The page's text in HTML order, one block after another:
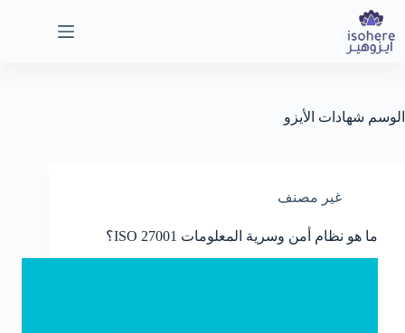
التجاوز
المحتوى
الوسم شهادات الأيزو
غير مصنف
ما هو نظام أمن وسرية المعلومات ISO 27001؟